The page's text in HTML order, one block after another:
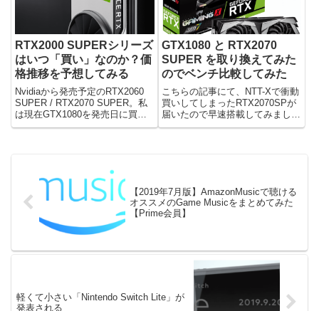
RTX2000 SUPERシリーズ
はいつ「買い」なのか？価
格推移を予想してみる
Nvidiaから発売予定のRTX2060
SUPER / RTX2070 SUPER。私
は現在GTX1080を発売日に買っ
てずっと愛用しているのですが、
GTX1080 と RTX2070
SUPER を取り換えてみた
のでベンチ比較してみた
こちらの記事にて、NTT-Xで衝動
買いしてしまったRTX2070SPが
届いたので早速搭載してみまし
た。ただ乗っけただけでは面白く
【2019年7月版】AmazonMusicで聴ける
オススメのGame Musicをまとめてみた
【Prime会員】
軽くて小さい「Nintendo Switch Lite」が
発表される